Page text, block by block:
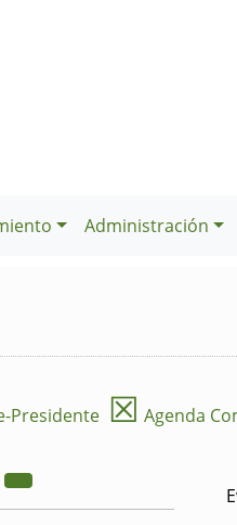
Administración
Presidente ☒ Agenda